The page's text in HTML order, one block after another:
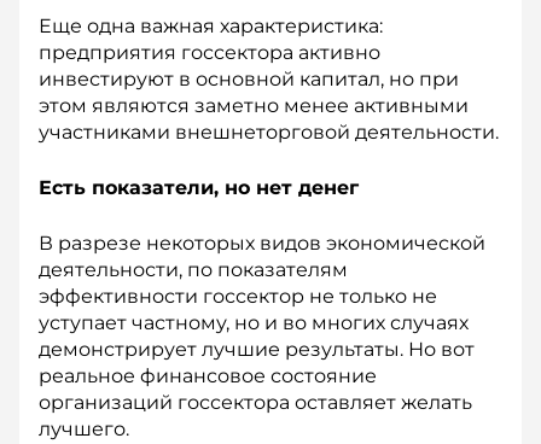
Еще одна важная характеристика:
предприятия госсектора активно
инвестируют в основной капитал, но при
этом являются заметно менее активными
участниками внешнеторговой деятельности.
Есть показатели, но нет денег
В разрезе некоторых видов экономической
деятельности, по показателям
эффективности госсектор не только не
уступает частному, но и во многих случаях
демонстрирует лучшие результаты. Но вот
реальное финансовое состояние
организаций госсектора оставляет желать
лучшего.